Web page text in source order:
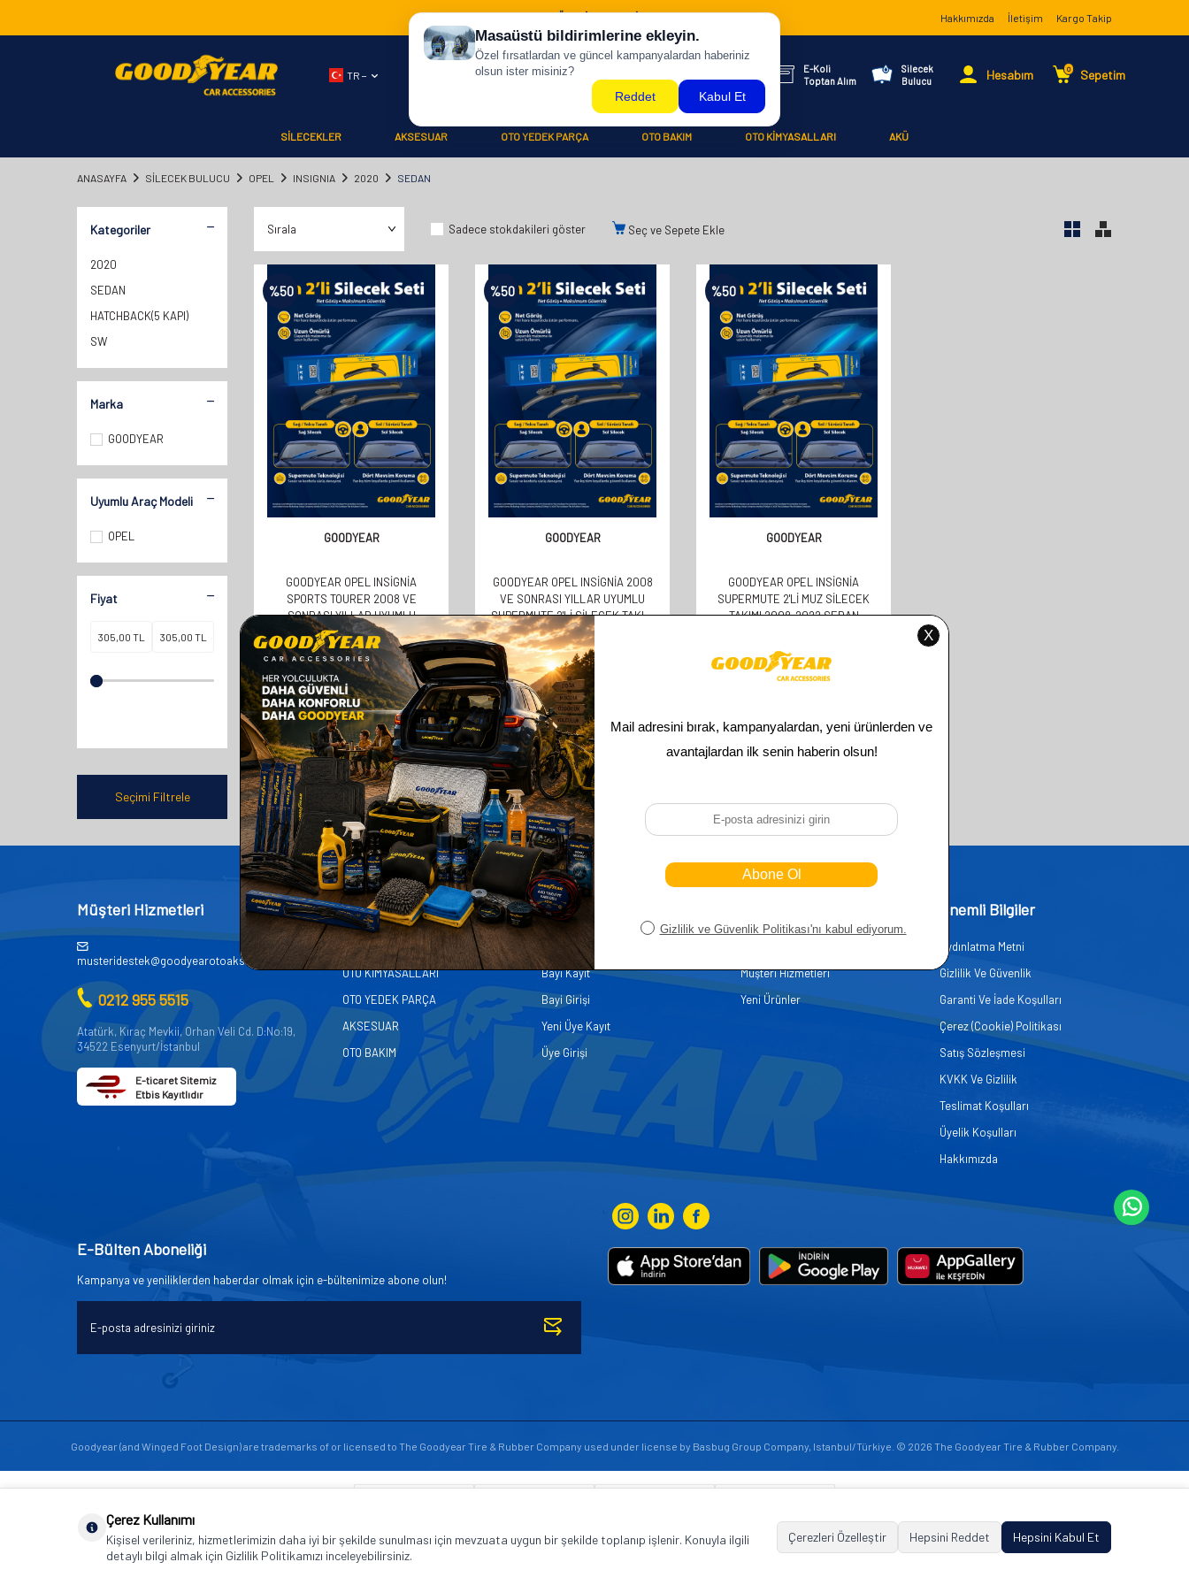
500 TL ÜZERİ KARGO BİZDEN ! Hakkımızda İletişim Kargo Takip
TR −
E-Koli
Toptan Alım
Silecek
Bulucu
Hesabım 0 Sepetim
SİLECEKLER AKSESUAR OTO YEDEK PARÇA OTO BAKIM OTO KİMYASALLARI AKÜ
ANASAYFA SILECEK BULUCU OPEL INSIGNIA 2020 SEDAN
Kategoriler
2020
SEDAN
HATCHBACK(5 KAPI)
SW
Marka
GOODYEAR
Uyumlu Araç Modeli
OPEL
Fiyat
Seçimi Filtrele
Sadece stokdakileri göster Seç ve Sepete Ekle
%50
GOODYEAR
GOODYEAR OPEL INSIGNIA
SPORTS TOURER 2008 VE
SONRASI YILLAR UYUMLU
SUPERMUTE 2'LI SILECEK TAKIMI
600MM 450MM
610,00TL
305,00TL
%50
GOODYEAR
GOODYEAR OPEL INSIGNIA 2008
VE SONRASI YILLAR UYUMLU
SUPERMUTE 2'LI SILECEK TAKIMI
600MM 450MM
610,00TL
305,00TL
%50
GOODYEAR
GOODYEAR OPEL INSIGNIA
SUPERMUTE 2'LI MUZ SILECEK
TAKIMI 2008-2022 SEDAN
305,00TL
Toplam3ürün bulunmaktadır.
Müşteri Hizmetleri
musteridestek@goodyearotoaksesuar.com.tr
0212 955 5515
Atatürk, Kıraç Mevkii, Orhan Veli Cd. D:No:19,
34522 Esenyurt/İstanbul
E-ticaret Sitemiz
Etbis Kayıtlıdır
Kategoriler
AKÜ
OTO KİMYASALLARI
OTO YEDEK PARÇA
AKSESUAR
OTO BAKIM
Üye
Sepetim
Bayi Kayıt
Bayi Girişi
Yeni Üye Kayıt
Üye Girişi
Müşteri Hizmetleri
Yeni Ürünler
Önemli Bilgiler
Aydınlatma Metni
Gizlilik Ve Güvenlik
Garanti Ve İade Koşulları
Çerez (Cookie) Politikası
Satış Sözleşmesi
KVKK Ve Gizlilik
Teslimat Koşulları
Üyelik Koşulları
Hakkımızda
E-Bülten Aboneliği
Kampanya ve yeniliklerden haberdar olmak için e-bültenimize abone olun!
Goodyear (and Winged Foot Design) are trademarks of or licensed to The Goodyear Tire & Rubber Company used under license by Basbug Group Company, Istanbul/Türkiye. © 2026 The Goodyear Tire & Rubber Company.
Çerez Kullanımı
Kişisel verileriniz, hizmetlerimizin daha iyi bir şekilde sunulması için mevzuata uygun bir şekilde toplanıp işlenir. Konuyla ilgili
detaylı bilgi almak için Gizlilik Politikamızı inceleyebilirsiniz.
Çerezleri Özelleştir Hepsini Reddet Hepsini Kabul Et